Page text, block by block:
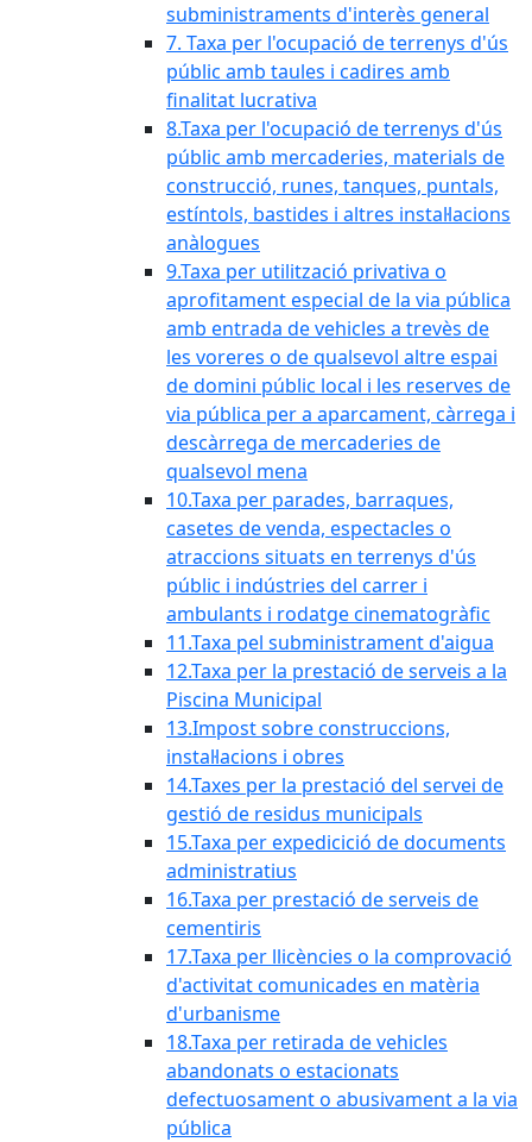
subministraments d'interès general
7. Taxa per l'ocupació de terrenys d'ús
públic amb taules i cadires amb
finalitat lucrativa
8.Taxa per l'ocupació de terrenys d'ús
públic amb mercaderies, materials de
construcció, runes, tanques, puntals,
estíntols, bastides i altres instal·lacions
anàlogues
9.Taxa per utilització privativa o
aprofitament especial de la via pública
amb entrada de vehicles a trevès de
les voreres o de qualsevol altre espai
de domini públic local i les reserves de
via pública per a aparcament, càrrega i
descàrrega de mercaderies de
qualsevol mena
10.Taxa per parades, barraques,
casetes de venda, espectacles o
atraccions situats en terrenys d'ús
públic i indústries del carrer i
ambulants i rodatge cinematogràfic
11.Taxa pel subministrament d'aigua
12.Taxa per la prestació de serveis a la
Piscina Municipal
13.Impost sobre construccions,
instal·lacions i obres
14.Taxes per la prestació del servei de
gestió de residus municipals
15.Taxa per expedicició de documents
administratius
16.Taxa per prestació de serveis de
cementiris
17.Taxa per llicències o la comprovació
d'activitat comunicades en matèria
d'urbanisme
18.Taxa per retirada de vehicles
abandonats o estacionats
defectuosament o abusivament a la via
pública